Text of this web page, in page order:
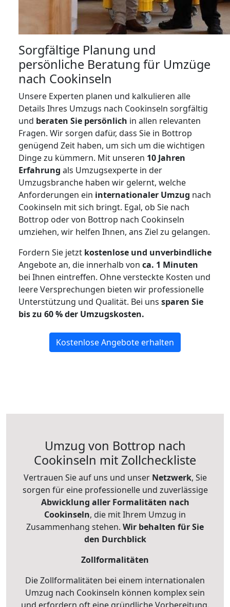
Sorgfältige Planung und
persönliche Beratung für Umzüge
nach Cookinseln
Unsere Experten planen und kalkulieren alle
Details Ihres Umzugs nach Cookinseln sorgfältig
und beraten Sie persönlich in allen relevanten
Fragen. Wir sorgen dafür, dass Sie in Bottrop
genügend Zeit haben, um sich um die wichtigen
Dinge zu kümmern. Mit unseren 10 Jahren
Erfahrung als Umzugsexperte in der
Umzugsbranche haben wir gelernt, welche
Anforderungen ein internationaler Umzug nach
Cookinseln mit sich bringt. Egal, ob Sie nach
Bottrop oder von Bottrop nach Cookinseln
umziehen, wir helfen Ihnen, ans Ziel zu gelangen.
Fordern Sie jetzt kostenlose und unverbindliche
Angebote an, die innerhalb von ca. 1 Minuten
bei Ihnen eintreffen. Ohne versteckte Kosten und
leere Versprechungen bieten wir professionelle
Unterstützung und Qualität. Bei uns sparen Sie
bis zu 60 % der Umzugskosten.
Kostenlose Angebote erhalten
Umzug von Bottrop nach
Cookinseln mit Zollcheckliste
Vertrauen Sie auf uns und unser Netzwerk, Sie
sorgen für eine professionelle und zuverlässige
Abwicklung aller Formalitäten nach
Cookinseln, die mit Ihrem Umzug in
Zusammenhang stehen. Wir behalten für Sie
den Durchblick
Zollformalitäten
Die Zollformalitäten bei einem internationalen
Umzug nach Cookinseln können komplex sein